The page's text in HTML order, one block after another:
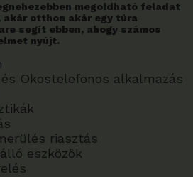
megoldható feladat
otthon akár egy túra
segít ebben, ahogy számos
nyújt.
Okostelefonos alkalmazás
riasztás
eszközök